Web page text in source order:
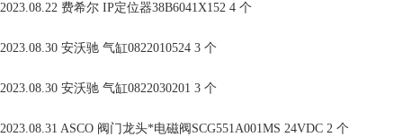
2023.08.22 费希尔 IP定位器38B6041X152 4 个
2023.08.30 安沃驰 气缸0822010524 3 个
2023.08.30 安沃驰 气缸0822030201 3 个
2023.08.31 ASCO 阀门龙头*电磁阀SCG551A001MS 24VDC 2 个